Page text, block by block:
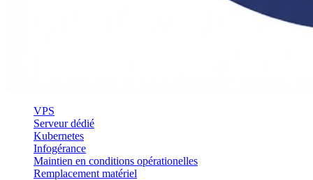
VPS
Serveur dédié
Kubernetes
Infogérance
Maintien en conditions opérationelles
Remplacement matériel